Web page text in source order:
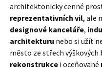
architektonicky cenné
reprezentativních vil, ale
designové kanceláře,
architekturu nebo si užít
město ze střech výškových
rekonstrukce i oceňované